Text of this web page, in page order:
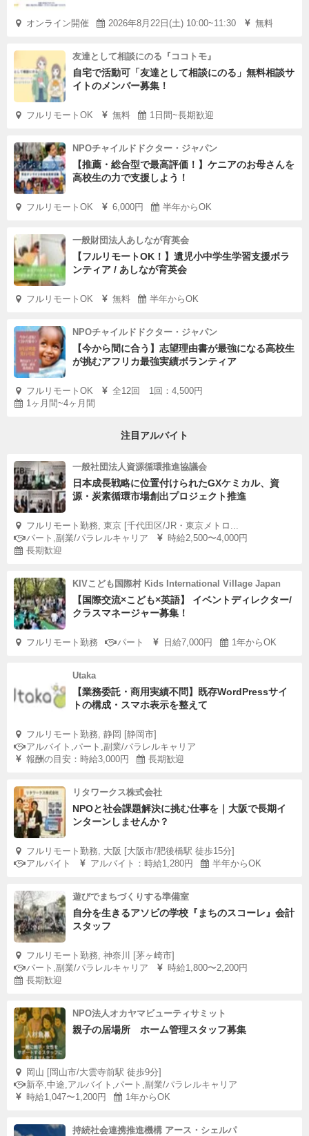
オンライン開催 2026年8月22日(土) 10:00~11:30 無料
友達として相談にのる『ココトモ』
自宅で活動可「友達として相談にのる」無料相談サ
イトのメンバー募集！
フルリモートOK 無料 1日間~長期歓迎
NPOチャイルドドクター・ジャパン
【推薦・総合型で最高評価！】ケニアのお母さんを
高校生の力で支援しよう！
フルリモートOK 6,000円 半年からOK
一般財団法人あしなが育英会
【フルリモートOK！】遺児小中学生学習支援ボラ
ンティア / あしなが育英会
フルリモートOK 無料 半年からOK
NPOチャイルドドクター・ジャパン
【今から間に合う】志望理由書が最強になる高校生
が挑むアフリカ最強実績ボランティア
フルリモートOK
全12回 1回：4,500円
1ヶ月間~4ヶ月間
注目アルバイト
一般社団法人資源循環推進協議会
日本成長戦略に位置付けられたGXケミカル、資
源・炭素循環市場創出プロジェクト推進
フルリモート勤務, 東京 [千代田区/JR・東京メトロ...
パート,副業/パラレルキャリア
時給2,500〜4,000円
長期歓迎
KIVこども国際村 Kids International Village Japan
【国際交流×こども×英語】 イベントディレクター/
クラスマネージャー募集！
フルリモート勤務 パート 日給7,000円 1年からOK
Utaka
【業務委託・商用実績不問】既存WordPressサイ
トの構成・スマホ表示を整えて
フルリモート勤務, 静岡 [静岡市]
アルバイト,パート,副業/パラレルキャリア
報酬の目安：時給3,000円
長期歓迎
リタワークス株式会社
NPOと社会課題解決に挑む仕事を｜大阪で長期イ
ンターンしませんか？
フルリモート勤務, 大阪 [大阪市/肥後橋駅 徒歩15分]
アルバイト
アルバイト：時給1,280円 半年からOK
遊びでまちづくりする準備室
自分を生きるアソビの学校『まちのスコーレ』会計
スタッフ
フルリモート勤務, 神奈川 [茅ヶ崎市]
パート,副業/パラレルキャリア
時給1,800〜2,200円
長期歓迎
NPO法人オカヤマビューティサミット
親子の居場所 ホーム管理スタッフ募集
岡山 [岡山市/大雲寺前駅 徒歩9分]
新卒,中途,アルバイト,パート,副業/パラレルキャリア
時給1,047〜1,200円
1年からOK
持続社会連携推進機構 アース・シェルパ